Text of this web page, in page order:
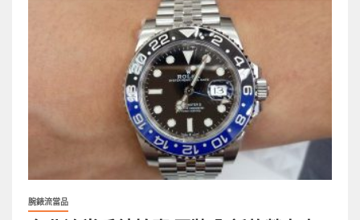
腕錶流當品